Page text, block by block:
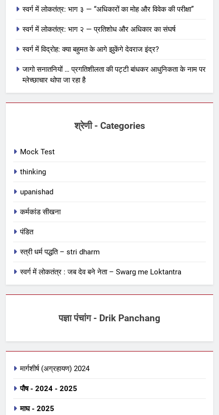
स्वर्ग में लोकतंत्र: भाग ३ — “अधिकारों का मोह और विवेक की परीक्षा”
स्वर्ग में लोकतंत्र: भाग २ — प्रतिशोध और अधिकार का संघर्ष
स्वर्ग में विद्रोह: क्या बहुमत के आगे झुकेंगे देवराज इंद्र?
जागो सनातनियों … प्रगतिशीलता की पट्टी बांधकर आधुनिकता के नाम पर
म्लेच्छाचार थोपा जा रहा है
श्रेणी - Categories
Mock Test
thinking
upanishad
कर्मकांड सीखना
पंडित
स्त्री धर्म पद्धति – stri dharm
स्वर्ग में लोकतंत्र : जब देव बने नेता – Swarg me Loktantra
पज्ञा पंचांग - Drik Panchang
मार्गशीर्ष (अग्रहायण) 2024
पौष - 2024 - 2025
माघ - 2025
27
प्रोक्षण …. Shuddhi Vidhan
शुद्धिकरण : प्रोक्षण, अभ्युक्षण और वोक्षण
शुद्धिकरण : पवित्रीकरण मंत्र और विधि
का विश्लेषण – Pavitrikaran – 1
क्या आप योग्य ब्राह्मण हैं अथवा नामधारक
2